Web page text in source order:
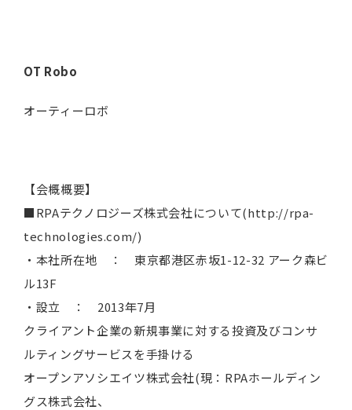
OT Robo
オーティーロボ
【会概概要】
■RPAテクノロジーズ株式会社について(http://rpa-
technologies.com/)
・本社所在地 ： 東京都港区赤坂1-12-32 アーク森ビ
ル13F
・設立 ： 2013年7月
クライアント企業の新規事業に対する投資及びコンサ
ルティングサービスを手掛ける
オープンアソシエイツ株式会社(現：RPAホールディン
グス株式会社、